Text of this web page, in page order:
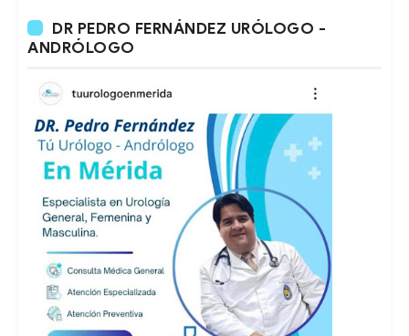
DR PEDRO FERNÁNDEZ URÓLOGO -
ANDRÓLOGO